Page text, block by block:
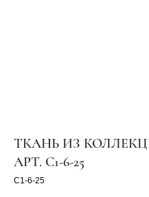
ТКАНЬ ИЗ
АРТ. C1-6-25
C1-6-25